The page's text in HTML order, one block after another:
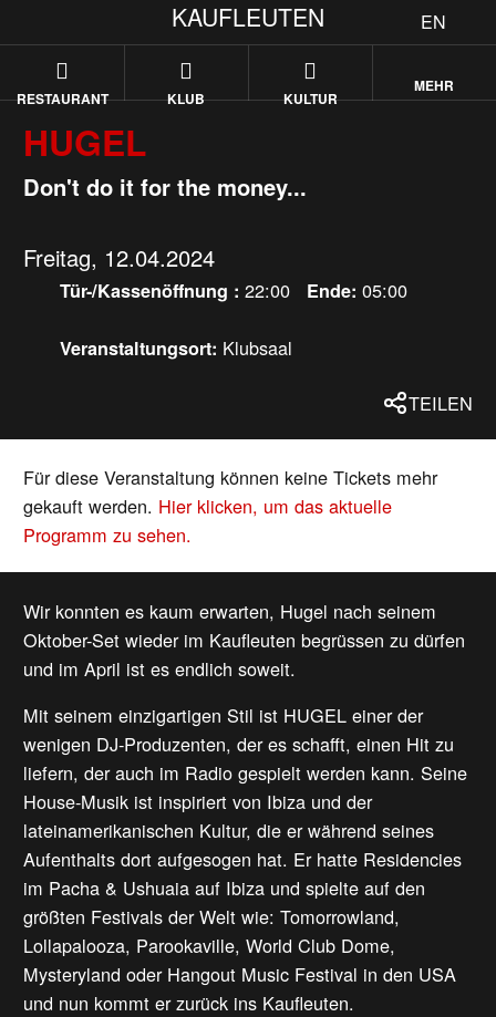
EN
KAUFLEUTEN
RESTAURANT KLUB KULTUR
MEHR
HUGEL
Don't do it for the money...
Freitag, 12.04.2024
Tür-/Kassenöffnung : 22:00 Ende: 05:00
Veranstaltungsort: Klubsaal
TEILEN
Für diese Veranstaltung können keine Tickets mehr
gekauft werden. Hier klicken, um das aktuelle
Programm zu sehen.
Wir konnten es kaum erwarten, Hugel nach seinem
Oktober-Set wieder im Kaufleuten begrüssen zu dürfen
und im April ist es endlich soweit.
Mit seinem einzigartigen Stil ist HUGEL einer der
wenigen DJ-Produzenten, der es schafft, einen Hit zu
liefern, der auch im Radio gespielt werden kann. Seine
House-Musik ist inspiriert von Ibiza und der
lateinamerikanischen Kultur, die er während seines
Aufenthalts dort aufgesogen hat. Er hatte Residencies
im Pacha & Ushuaia auf Ibiza und spielte auf den
größten Festivals der Welt wie: Tomorrowland,
Lollapalooza, Parookaville, World Club Dome,
Mysteryland oder Hangout Music Festival in den USA
und nun kommt er zurück ins Kaufleuten.